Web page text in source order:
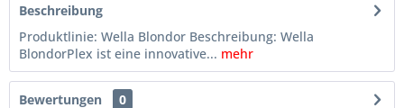
Beschreibung
Produktlinie: Wella Blondor Beschreibung: Wella
BlondorPlex ist eine innovative... mehr
Bewertungen
0